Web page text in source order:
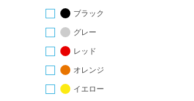
ブラック
グレー
レッド
オレンジ
イエロー